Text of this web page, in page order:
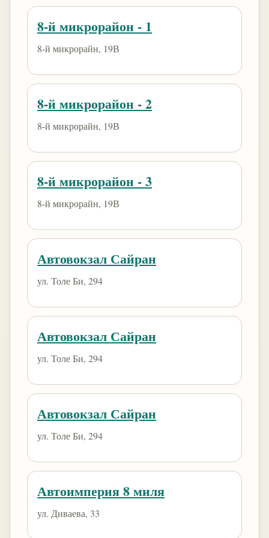
8-й микрорайон - 1
8-й микрорайн, 19В
8-й микрорайон - 2
8-й микрорайн, 19В
8-й микрорайон - 3
8-й микрорайн, 19В
Автовокзал Сайран
ул. Толе Би, 294
Автовокзал Сайран
ул. Толе Би, 294
Автовокзал Сайран
ул. Толе Би, 294
Автоимперия 8 миля
ул. Диваева, 33